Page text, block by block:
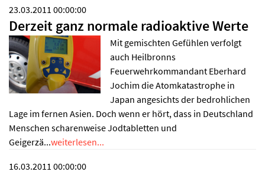
23.03.2011 00:00:00
Derzeit ganz normale radioaktive Werte
Mit gemischten Gefühlen verfolgt
auch Heilbronns
Feuerwehrkommandant Eberhard
Jochim die Atomkatastrophe in
Japan angesichts der bedrohlichen
Lage im fernen Asien. Doch wenn er hört, dass in Deutschland
Menschen scharenweise Jodtabletten und
Geigerzä...weiterlesen...
16.03.2011 00:00:00